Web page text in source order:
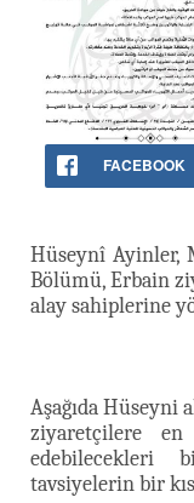
FACEBOOK
Hüseynî Ayinler,
Bölümü, Erbain
alay sahiplerine
Aşağıda Hüseyni
ziyaretçilere
edebilecekleri
tavsiyelerin bir